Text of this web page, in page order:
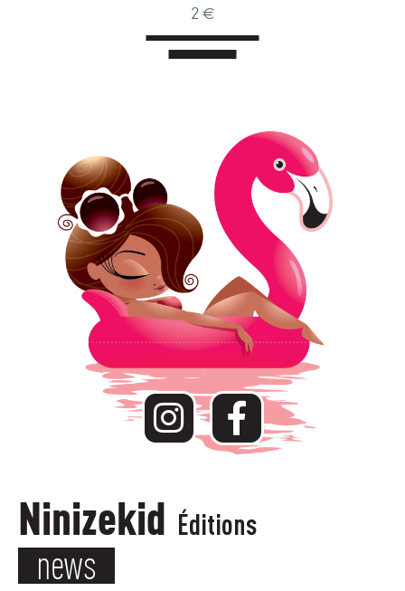
2 €
Ninizekid Éditions
news